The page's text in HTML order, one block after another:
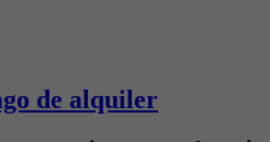
de alquiler